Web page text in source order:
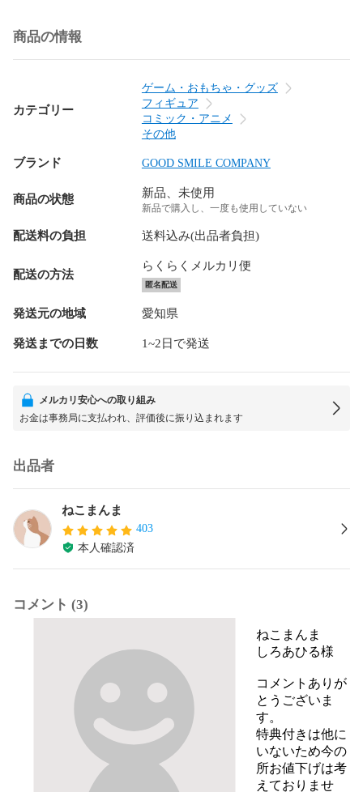
商品の情報
カテゴリー
ゲーム・おもちゃ・グッズ
フィギュア
コミック・アニメ
その他
ブランド GOOD SMILE COMPANY
商品の状態 新品、未使用
新品で購入し、一度も使用していない
配送料の負担 送料込み(出品者負担)
配送の方法
らくらくメルカリ便
匿名配送
発送元の地域 愛知県
発送までの日数 1~2日で発送
メルカリ安心への取り組み
お金は事務局に支払われ、評価後に振り込まれます
出品者
ねこまんま
403
本人確認済
コメント (3)
ねこまんま
しろあひる様
コメントありが
とうございま
す。
特典付きは他に
いないため今の
所お値下げは考
えておりませ